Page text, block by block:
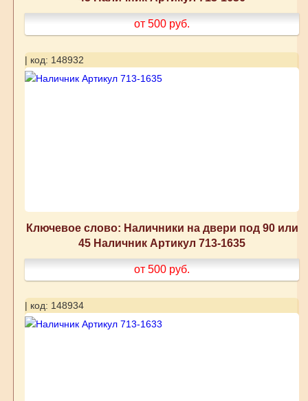
от 500 руб.
| код: 148932
Ключевое слово: Наличники на двери под 90 или
45 Наличник Артикул 713-1635
от 500 руб.
| код: 148934